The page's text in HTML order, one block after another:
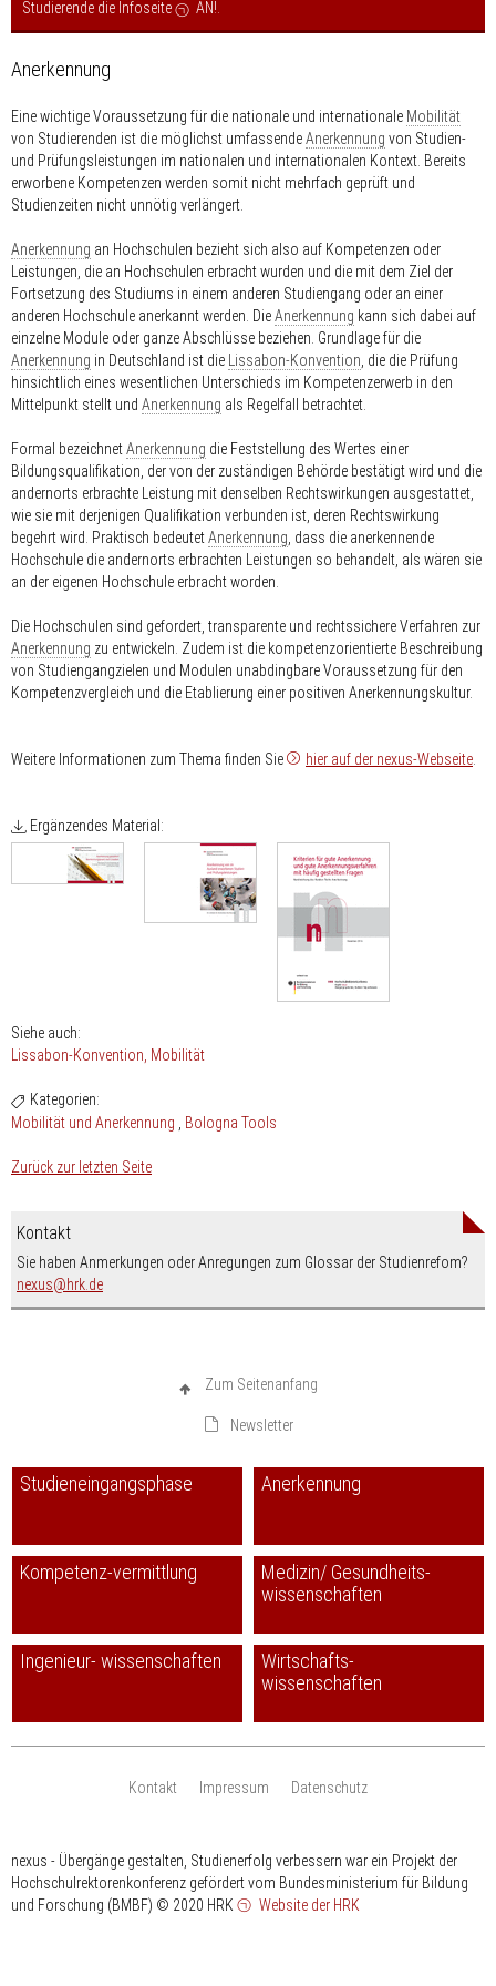
Studierende die Infoseite
AN!
Anerkennung
Eine wichtige Voraussetzung für die nationale und internationale Mobilität
von Studierenden ist die möglichst umfassendeAnerkennung von Studien-
und Prüfungsleistungen im nationalen und internationalen Kontext. Bereits
erworbene Kompetenzen werden somit nicht mehrfach geprüft und
Studienzeiten nicht unnötig verlängert.
Anerkennung an Hochschulen bezieht sich also auf Kompetenzen oder
Leistungen, die an Hochschulen erbracht wurden und die mit dem Ziel der
Fortsetzung des Studiums in einem anderen Studiengang oder an einer
anderen Hochschule anerkannt werden. DieAnerkennung kann sich dabei auf
einzelne Module oder ganze Abschlüsse beziehen. Grundlage für die
Anerkennung in Deutschland ist die Lissabon-Konvention , die die Prüfung
hinsichtlich eines wesentlichen Unterschieds im Kompetenzerwerb in den
Mittelpunkt stellt und Anerkennung als Regelfall betrachtet.
Formal bezeichnetAnerkennung die Feststellung des Wertes einer
Bildungsqualifikation, der von der zuständigen Behörde bestätigt wird und die
andernorts erbrachte Leistung mit denselben Rechtswirkungen ausgestattet,
wie sie mit derjenigen Qualifikation verbunden ist, deren Rechtswirkung
begehrt wird. Praktisch bedeutetAnerkennung , dass die anerkennende
Hochschule die andernorts erbrachten Leistungen so behandelt, als wären sie
an der eigenen Hochschule erbracht worden.
Die Hochschulen sind gefordert, transparente und rechtssichere Verfahren zur
Anerkennung zu entwickeln. Zudem ist die kompetenzorientierte Beschreibung
von Studiengangzielen und Modulen unabdingbare Voraussetzung für den
Kompetenzvergleich und die Etablierung einer positiven Anerkennungskultur.
Weitere Informationen zum Thema finden Sie hier auf der nexus-Webseite
Ergänzendes Material:
Siehe auch:
Lissabon-Konvention Mobilität
Kategorien:
Mobilität und Anerkennung
Bologna Tools
Zurück zur letzten Seite
Kontakt
Sie haben Anmerkungen oder Anregungen zum Glossar der Studienrefom?
nexus
nospam-
hrk.de
Zum Seitenanfang
Newsletter
Studieneingangsphase Anerkennung
Kompetenz-vermittlung
Medizin/ Gesundheits-
wissenschaften
Ingenieur- wissenschaften
Wirtschafts-
wissenschaften
Kontakt Impressum Datenschutz
nexus - Übergänge gestalten, Studienerfolg verbessern war ein Projekt der
Hochschulrektorenkonferenz gefördert vom Bundesministerium für Bildung
und Forschung (BMBF) © 2020 HRK Website der HRK